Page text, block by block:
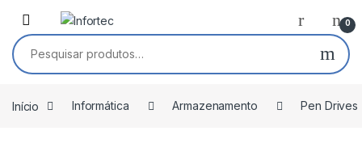
Saltar para navegação
Pular para o conteúdo
0
Pesquisar por:
Início Informática Armazenamento Pen Drives